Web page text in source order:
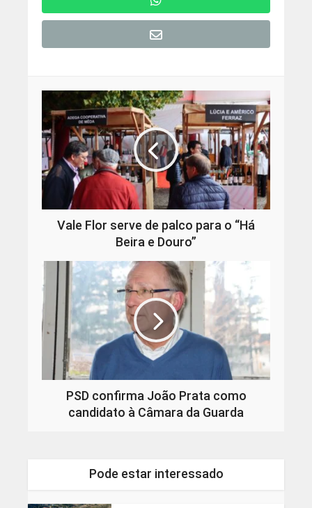
Vale Flor serve de palco para o “Há
Beira e Douro”
PSD confirma João Prata como
candidato à Câmara da Guarda
Pode estar interessado